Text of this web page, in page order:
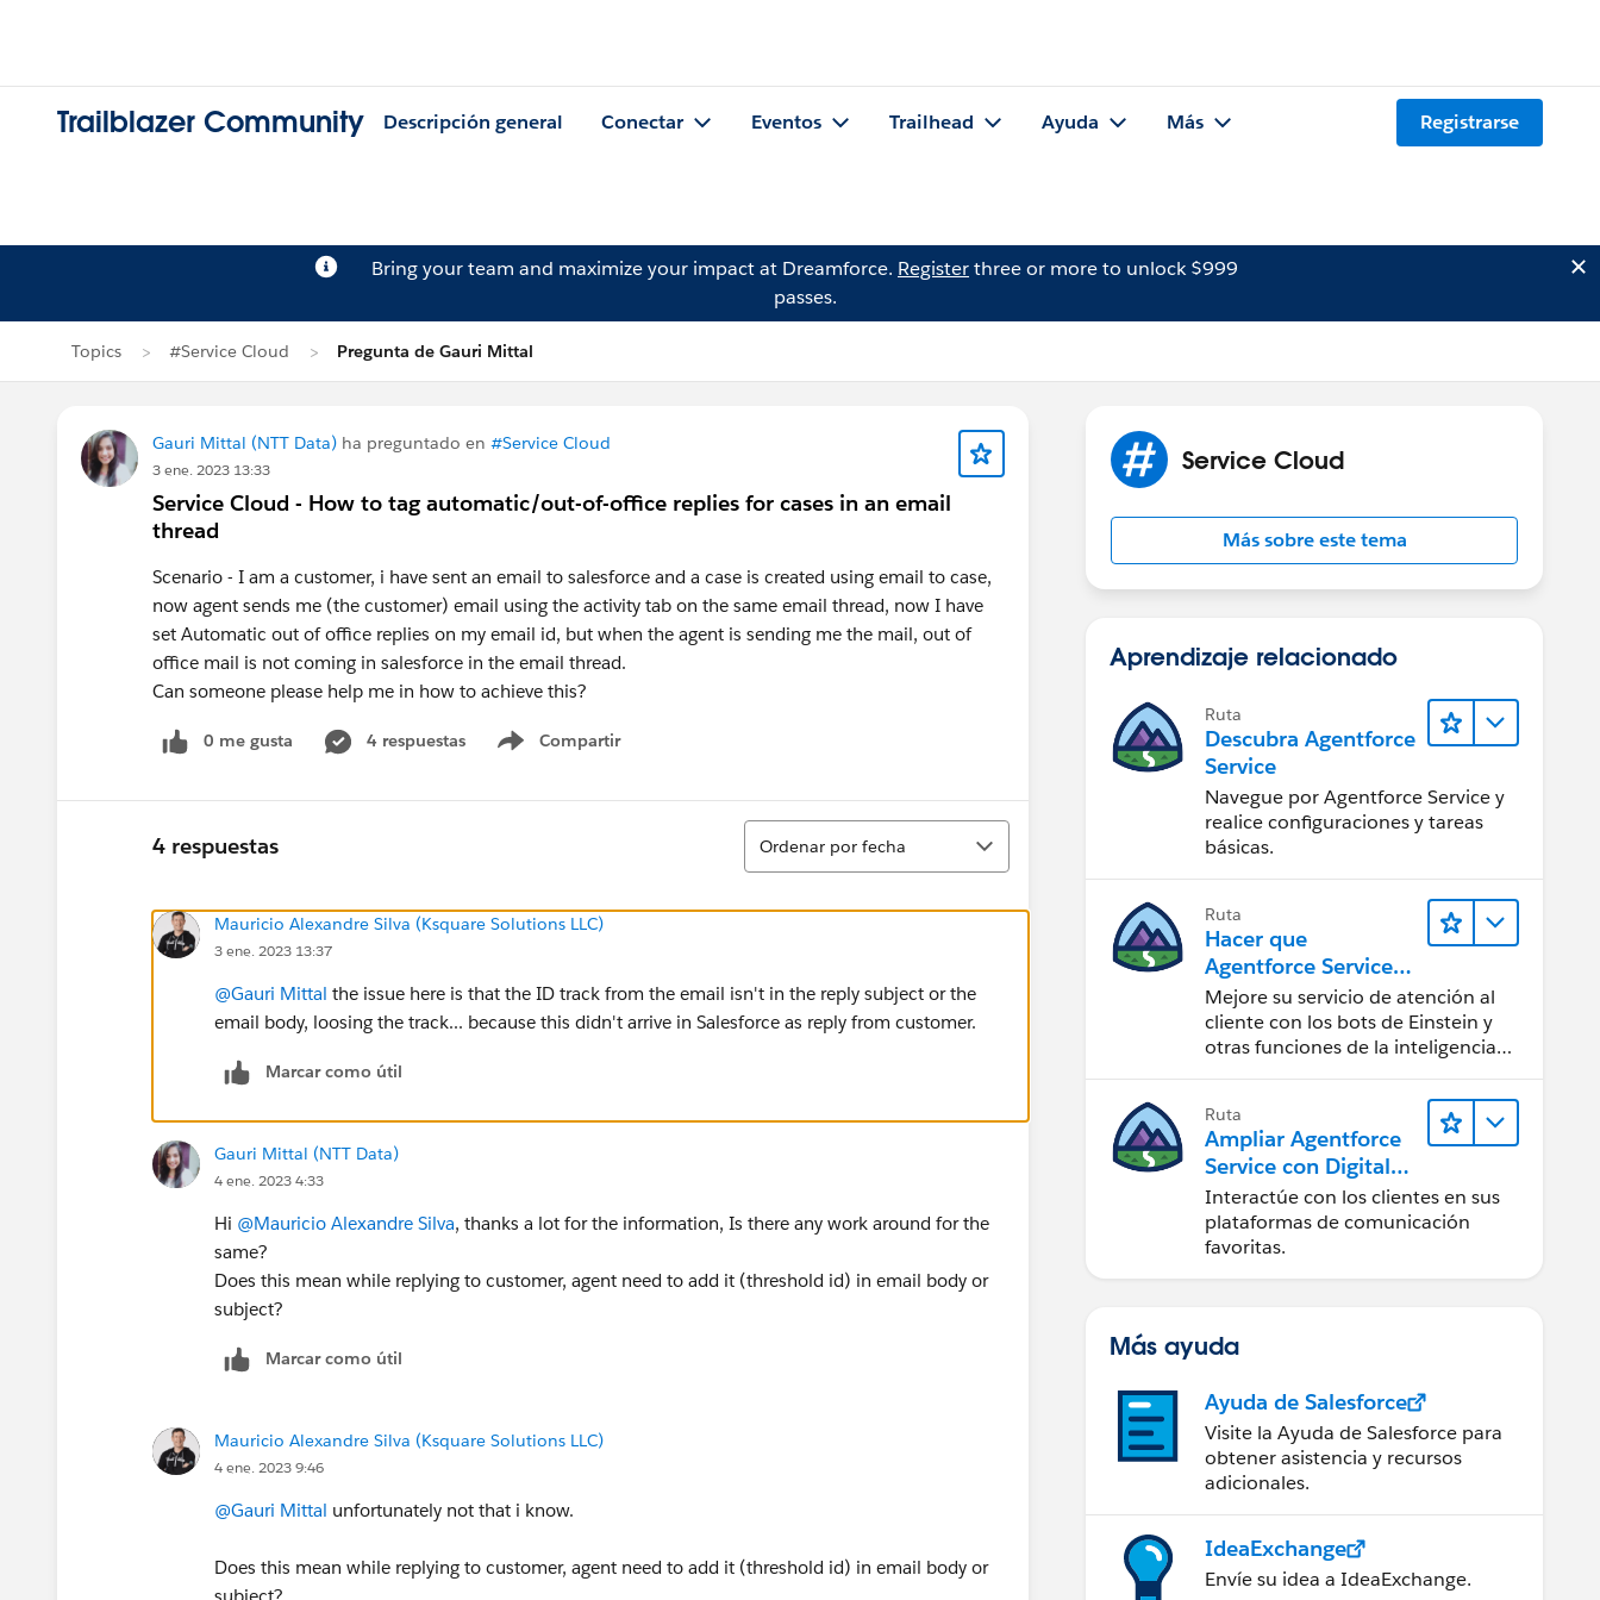
Trailblazer Community Descripción general Conectar Eventos Trailhead Ayuda Más Registrarse
Bring your team and maximize your impact at Dreamforce. Registerthree or more to unlock $999
passes.
Topics #Service Cloud Pregunta de Gauri Mittal
Gauri Mittal (NTT Data) ha preguntado en #Service Cloud
3 ene. 2023 13:33
Service Cloud - How to tag automatic/out-of-office replies for cases in an email
thread
Scenario - I am a customer, i have sent an email to salesforce and a case is created using email to case,
now agent sends me (the customer) email using the activity tab on the same email thread, now I have
set Automatic out of office replies on my email id, but when the agent is sending me the mail, out of
office mail is not coming in salesforce in the email thread.
Can someone please help me in how to achieve this?
0 me gusta 4 respuestas Compartir
Show menu
4 respuestas
Ordenar
Ordenar por fecha
Mauricio Alexandre Silva (Ksquare Solutions LLC)
3 ene. 2023 13:37
@Gauri Mittal the issue here is that the ID track from the email isn't in the reply subject or the
email body, loosing the track... because this didn't arrive in Salesforce as reply from customer.
Marcar como útil
Gauri Mittal (NTT Data)
4 ene. 2023 4:33
Hi @Mauricio Alexandre Silva, thanks a lot for the information, Is there any work around for the
same?
Does this mean while replying to customer, agent need to add it (threshold id) in email body or
subject?
Marcar como útil
Mauricio Alexandre Silva (Ksquare Solutions LLC)
4 ene. 2023 9:46
@Gauri Mittal unfortunately not that i know.
Does this mean while replying to customer, agent need to add it (threshold id) in email body or
Service Cloud
Más sobre este tema
Aprendizaje relacionado
Ruta
Descubra Agentforce
Service
Navegue por Agentforce Service y
realice configuraciones y tareas
básicas.
Ruta
Hacer que
Agentforce Service
sea más inteligente
Mejore su servicio de atención al
cliente con los bots de Einstein y
otras funciones de la inteligencia
Ruta
Ampliar Agentforce
Service con Digital
Engagement
Interactúe con los clientes en sus
plataformas de comunicación
favoritas.
Más ayuda
Ayuda de Salesforce
Visite la Ayuda de Salesforce para
obtener asistencia y recursos
adicionales.
IdeaExchange
Envíe su idea a IdeaExchange.